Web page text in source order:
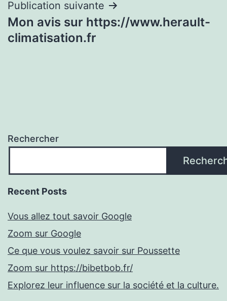
Publication suivante
Mon avis sur https://www.herault-
climatisation.fr
Rechercher
Recent Posts
Vous allez tout savoir Google
Zoom sur Google
Ce que vous voulez savoir sur Poussette
Zoom sur https://bibetbob.fr/
Explorez leur influence sur la société et la culture.